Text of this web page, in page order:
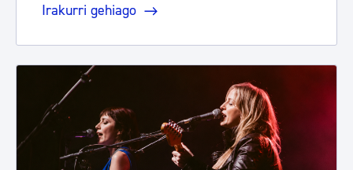
Irakurri gehiago